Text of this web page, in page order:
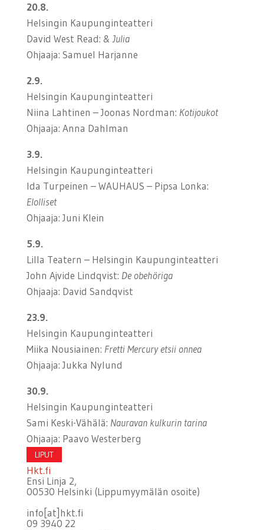
20.8.
Helsingin Kaupunginteatteri
David West Read: & Julia
Ohjaaja: Samuel Harjanne
2.9.
Helsingin Kaupunginteatteri
Niina Lahtinen – Joonas Nordman: Kotijoukot
Ohjaaja: Anna Dahlman
3.9.
Helsingin Kaupunginteatteri
Ida Turpeinen – WAUHAUS – Pipsa Lonka:
Elolliset
Ohjaaja: Juni Klein
5.9.
Lilla Teatern – Helsingin Kaupunginteatteri
John Ajvide Lindqvist: De obehöriga
Ohjaaja: David Sandqvist
23.9.
Helsingin Kaupunginteatteri
Miika Nousiainen: Fretti Mercury etsii onnea
Ohjaaja: Jukka Nylund
30.9.
Helsingin Kaupunginteatteri
Sami Keski-Vähälä: Nauravan kulkurin tarina
Ohjaaja: Paavo Westerberg
LIPUT
Hkt.fi
Ensi Linja 2,
00530 Helsinki (Lippumyymälän osoite)
info[at]hkt.fi
09 3940 22